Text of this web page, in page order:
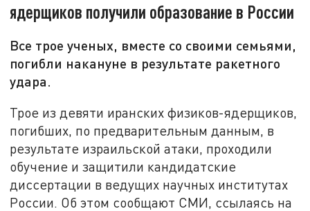
ядерщиков получили образование в России
Все трое ученых, вместе со своими семьями,
погибли накануне в результате ракетного
удара.
Трое из девяти иранских физиков-ядерщиков,
погибших, по предварительным данным, в
результате израильской атаки, проходили
обучение и защитили кандидатские
диссертации в ведущих научных институтах
России. Об этом сообщают СМИ, ссылаясь на